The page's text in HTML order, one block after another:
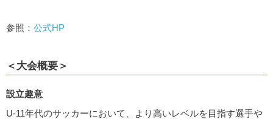
参照： 公式HP
＜大会概要＞
設立趣意
U-11年代のサッカーにおいて、より高いレベルを目指す選手や